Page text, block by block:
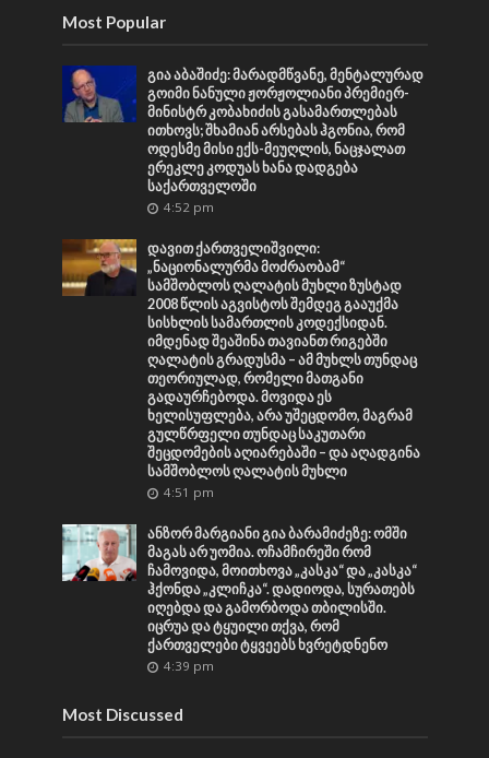
Most Popular
გია აბაშიძე: მარადმწვანე, მენტალურად
გოიმი ნანული ჟორჟოლიანი პრემიერ-
მინისტრ კობახიძის გასამართლებას
ითხოვს; შხამიან არსებას ჰგონია, რომ
ოდესმე მისი ექს-მეუღლის, ნაცჯალათ
ერეკლე კოდუას ხანა დადგება
საქართველოში
4:52 pm
დავით ქართველიშვილი:
„ნაციონალურმა მოძრაობამ“
სამშობლოს ღალატის მუხლი ზუსტად
2008 წლის აგვისტოს შემდეგ გააუქმა
სისხლის სამართლის კოდექსიდან.
იმდენად შეაშინა თავიანთ რიგებში
ღალატის გრადუსმა – ამ მუხლს თუნდაც
თეორიულად, რომელი მათგანი
გადაურჩებოდა. მოვიდა ეს
ხელისუფლება, არა უშეცდომო, მაგრამ
გულწრფელი თუნდაც საკუთარი
შეცდომების აღიარებაში – და აღადგინა
სამშობლოს ღალატის მუხლი
4:51 pm
ანზორ მარგიანი გია ბარამიძეზე: ომში
მაგას არ უომია. ოჩამჩირეში რომ
ჩამოვიდა, მოითხოვა „კასკა“ და „კასკა“
ჰქონდა „კლიჩკა“. დადიოდა, სურათებს
იღებდა და გამორბოდა თბილისში.
იცრუა და ტყუილი თქვა, რომ
ქართველები ტყვეებს ხვრეტდნენო
4:39 pm
Most Discussed